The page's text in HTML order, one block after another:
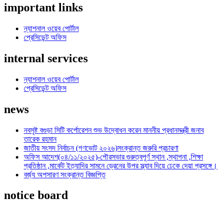
important links
ন্যাশনাল ওয়েব পোর্টাল
প্রেসিডেন্ট অফিস
internal services
ন্যাশনাল ওয়েব পোর্টাল
প্রেসিডেন্ট অফিস
news
নবসৃষ্ট বগুড়া সিটি কর্পোরেশন শুভ উদ্বোধন করেন মাননীয় প্রধানমন্ত্রী জনাব
তারেক রহমান
জাতীয় সংসদ নির্বাচন (গণভোট ২০২৬)সংক্রান্ত জরুরি প্রচারণা
অফিস আদেশ(০৪/১১/২০২৫)-পৌরসভার গুরুত্বপূর্ণ স্থান ,স্থাপনা ,শিক্ষা
প্রতিষ্ঠান ,মার্কেট ইত্যাদির সামনে ড্রেনের উপর স্ল্যাব দিয়ে ঢেকে দেয়া প্রসঙ্গে।
বর্জ্য অপসারণ সংক্রান্ত বিজ্ঞপ্তি
notice board